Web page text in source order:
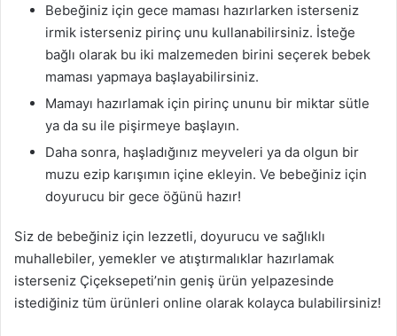
Bebeğiniz için gece maması hazırlarken isterseniz
irmik isterseniz pirinç unu kullanabilirsiniz. İsteğe
bağlı olarak bu iki malzemeden birini seçerek bebek
maması yapmaya başlayabilirsiniz.
Mamayı hazırlamak için pirinç ununu bir miktar sütle
ya da su ile pişirmeye başlayın.
Daha sonra, haşladığınız meyveleri ya da olgun bir
muzu ezip karışımın içine ekleyin. Ve bebeğiniz için
doyurucu bir gece öğünü hazır!
Siz de bebeğiniz için lezzetli, doyurucu ve sağlıklı
muhallebiler, yemekler ve atıştırmalıklar hazırlamak
isterseniz Çiçeksepeti’nin geniş ürün yelpazesinde
istediğiniz tüm ürünleri online olarak kolayca bulabilirsiniz!